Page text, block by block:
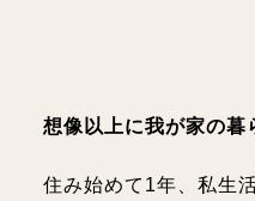
想像以上に我が家の暮
住み始めて1年、私生